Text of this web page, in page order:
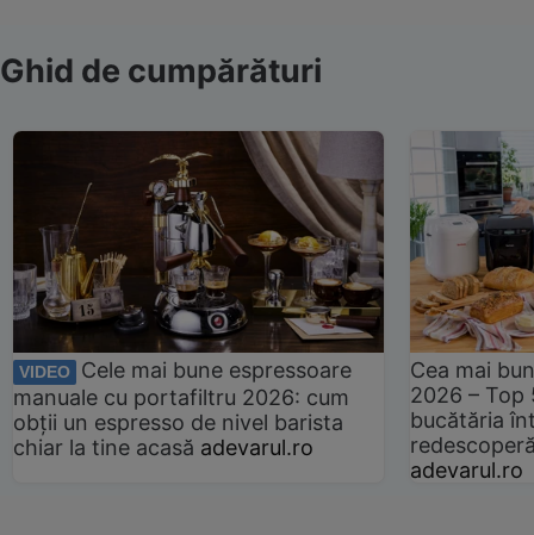
Ghid de cumpărături
VIDEO
Cele mai bune espressoare
manuale cu portafiltru 2026: cum
obții un espresso de nivel barista
chiar la tine acasă adevarul.ro
Cea mai
2026 –
bucătăria
adevarul.ro